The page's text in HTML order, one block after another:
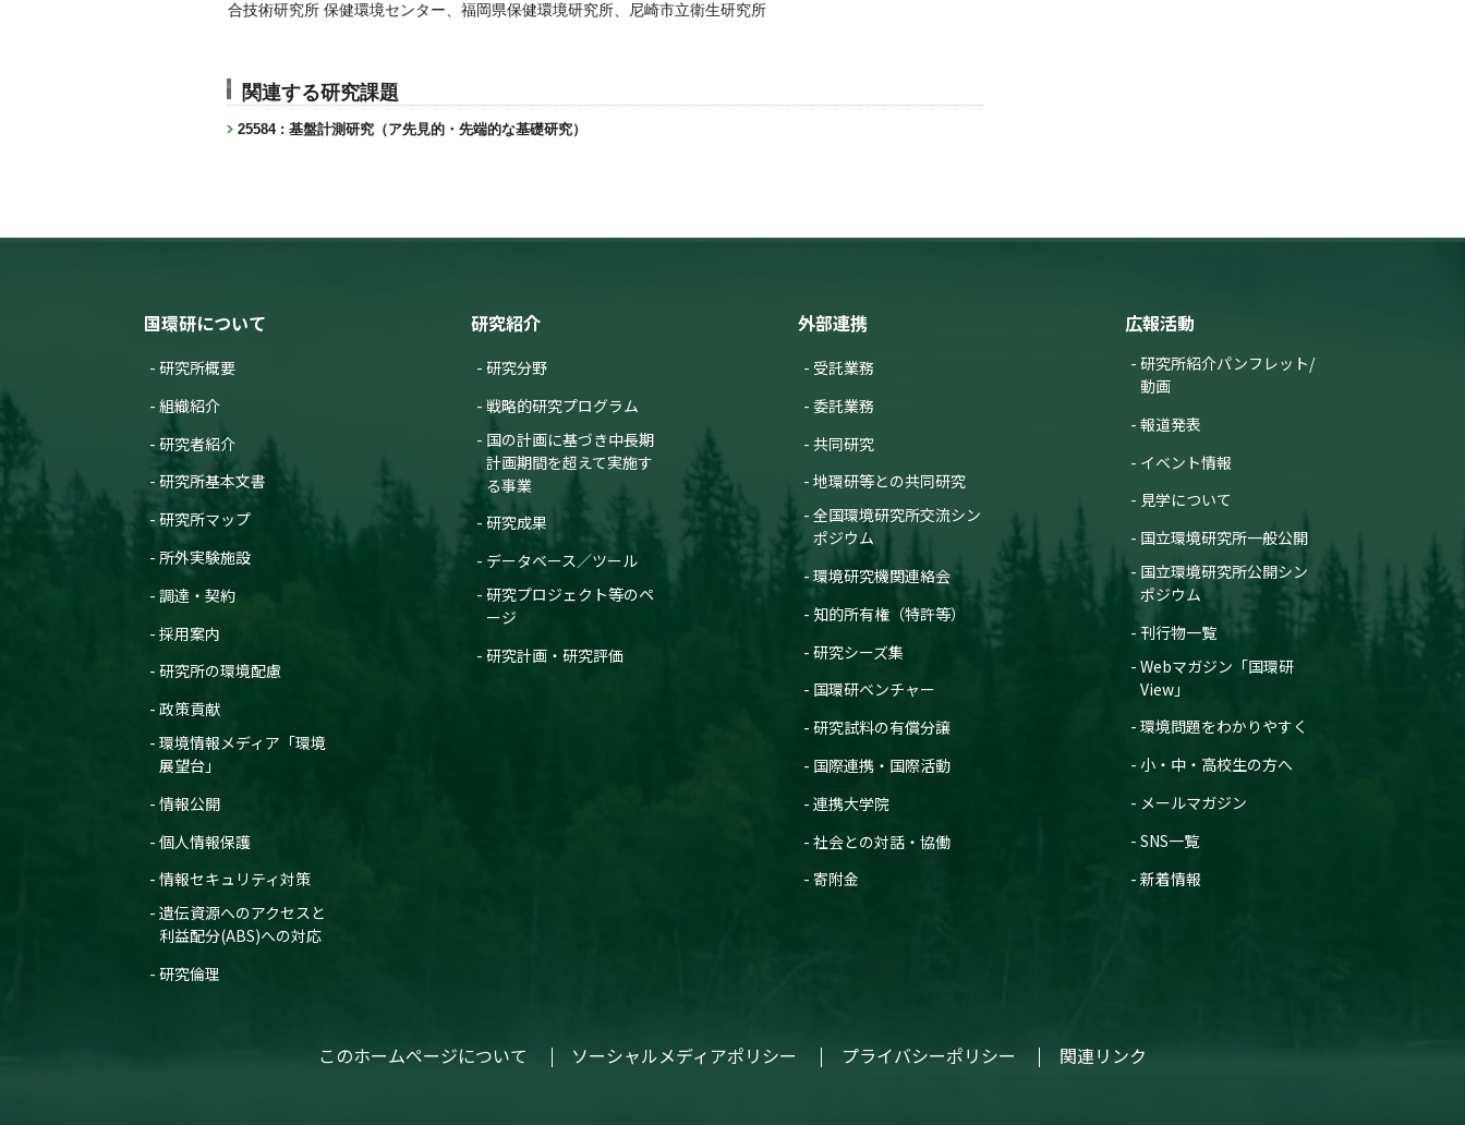
合技術研究所 保健環境センター、福岡県保健環境研究所、尼崎市立衛生研究所
関連する研究課題
25584 : 基盤計測研究（ア先見的・先端的な基礎研究）
国環研について
研究所概要
組織紹介
研究者紹介
研究所基本文書
研究所マップ
所外実験施設
調達・契約
採用案内
研究所の環境配慮
政策貢献
環境情報メディア「環境
展望台」
情報公開
個人情報保護
情報セキュリティ対策
遺伝資源へのアクセスと
利益配分(ABS)への対応
研究倫理
研究紹介
研究分野
戦略的研究プログラム
国の計画に基づき中長期
計画期間を超えて実施す
る事業
研究成果
データベース／ツール
研究プロジェクト等のペ
ージ
研究計画・研究評価
外部連携
受託業務
委託業務
共同研究
地環研等との共同研究
全国環境研究所交流シン
ポジウム
環境研究機関連絡会
知的所有権（特許等）
研究シーズ集
国環研ベンチャー
研究試料の有償分譲
国際連携・国際活動
連携大学院
社会との対話・協働
寄附金
広報活動
研究所紹介パンフレット/
動画
報道発表
イベント情報
見学について
国立環境研究所一般公開
国立環境研究所公開シン
ポジウム
刊行物一覧
Webマガジン「国環研
View」
環境問題をわかりやすく
小・中・高校生の方へ
メールマガジン
SNS一覧
新着情報
このホームページについて ソーシャルメディアポリシー プライバシーポリシー 関連リンク